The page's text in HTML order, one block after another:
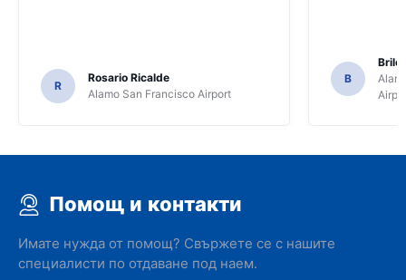
R
Rosario Ricalde
Alamo San Francisco Airport
B
Помощ и контакти
Имате нужда от помощ? Свържете се с нашите
специалисти по отдаване под наем.